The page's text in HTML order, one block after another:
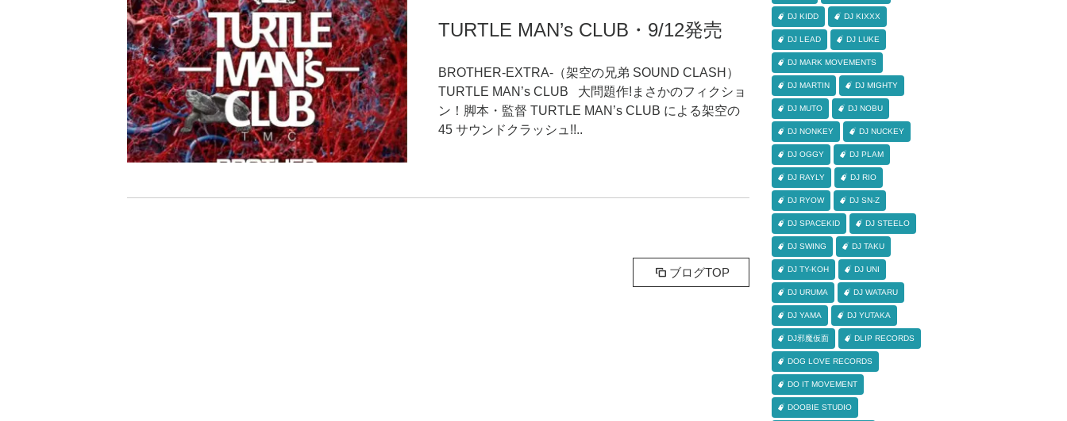
TURTLE MAN’s CLUB・9/12発売
BROTHER-EXTRA-（架空の兄弟 SOUND CLASH）
TURTLE MAN’s CLUB 大問題作!まさかのフィクショ
ン！脚本・監督 TURTLE MAN’s CLUB による架空の
45 サウンドクラッシュ!!..
ブログTOP
DJ KIDD DJ KIXXX
DJ LEAD DJ LUKE
DJ MARK MOVEMENTS
DJ MARTIN DJ MIGHTY
DJ MUTO DJ NOBU
DJ NONKEY DJ NUCKEY
DJ OGGY DJ PLAM
DJ RAYLY DJ RIO
DJ RYOW DJ SN-Z
DJ SPACEKID DJ STEELO
DJ SWING DJ TAKU
DJ TY-KOH DJ UNI
DJ URUMA DJ WATARU
DJ YAMA DJ YUTAKA
DJ邪魔仮面 DLIP RECORDS
DOG LOVE RECORDS
DO IT MOVEMENT
DOOBIE STUDIO